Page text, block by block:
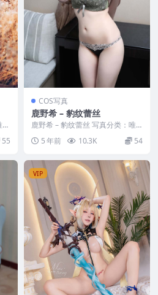
55
COS写真
鹿野希 – 豹纹蕾丝
鹿野希 – 豹纹蕾丝 写真分类：唯
美，参与模特：鹿野希 [套图大
小]：[70P／...
5 年前 10.3K 54
VIP